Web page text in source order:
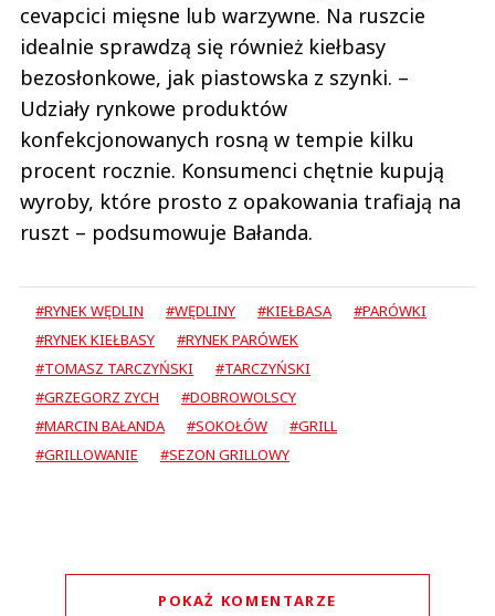
cevapcici mięsne lub warzywne. Na ruszcie
idealnie sprawdzą się również kiełbasy
bezosłonkowe, jak piastowska z szynki. –
Udziały rynkowe produktów
konfekcjonowanych rosną w tempie kilku
procent rocznie. Konsumenci chętnie kupują
wyroby, które prosto z opakowania trafiają na
ruszt – podsumowuje Bałanda.
#RYNEK WĘDLIN #WĘDLINY #KIEŁBASA
#PARÓWKI
#RYNEK KIEŁBASY
#RYNEK PARÓWEK
#TOMASZ TARCZYŃSKI
#TARCZYŃSKI
#GRZEGORZ ZYCH
#DOBROWOLSCY
#MARCIN BAŁANDA
#SOKOŁÓW
#GRILL
#GRILLOWANIE
#SEZON GRILLOWY
POKAŻ KOMENTARZE